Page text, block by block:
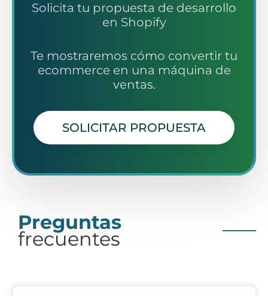
Solicita tu propuesta de desarrollo
en Shopify
Te mostraremos cómo convertir tu
ecommerce en una máquina de
ventas.
SOLICITAR PROPUESTA
Preguntas
frecuentes